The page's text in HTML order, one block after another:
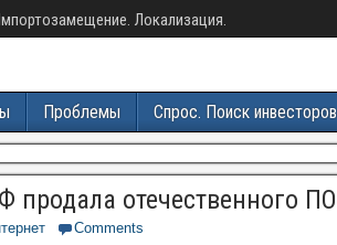
Локализация.
Проблемы Спрос. Поиск
продала отечественного
Comments